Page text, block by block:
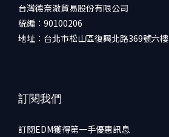
台灣德奈澈貿易股份有限公司
統編：90100206
地址：台北市松山區復興北路369號六樓
訂閱我們
訂閱EDM獲得第一手優惠訊息